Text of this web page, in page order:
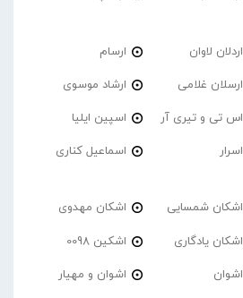
اردلان لاوان ارسام
ارسلان غلامی ارشاد موسوی
اس تی و تیری آر اسپین ایلیا
اسرار اسماعیل کناری
اشکان شمسایی اشکان مهدوی
اشکان یادگاری اشکین 0098
اشوان اشوان و مهیار